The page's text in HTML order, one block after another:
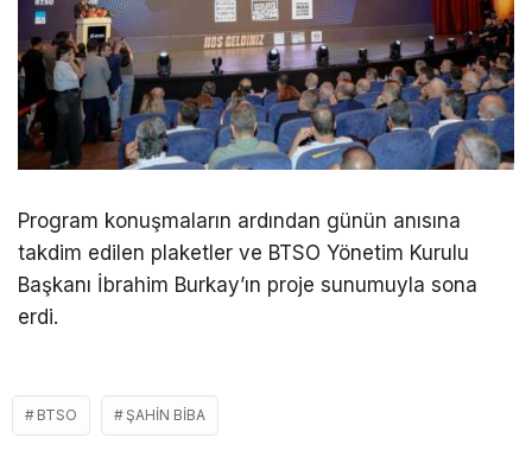
Program konuşmaların ardından günün anısına
takdim edilen plaketler ve BTSO Yönetim Kurulu
Başkanı İbrahim Burkay’ın proje sunumuyla sona
erdi.
BTSO ŞAHIN BIBA